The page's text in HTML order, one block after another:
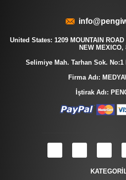
United States: 1209 MOUNTAIN
NEW MEXICO,
Selimiye Mah. Tarhan Sok.
Firma Adı:
İştirak Adı: